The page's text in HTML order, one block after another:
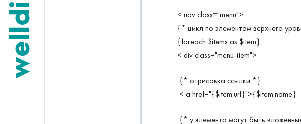
welldi
< nav class="menu">
{* цикл по элементам верхнего
{foreach $items as $item}
< div class="menu-item">
{* отрисовка ссылки *}
< a href="{$item.url}">{$item.name}
{* у элемента могут быть